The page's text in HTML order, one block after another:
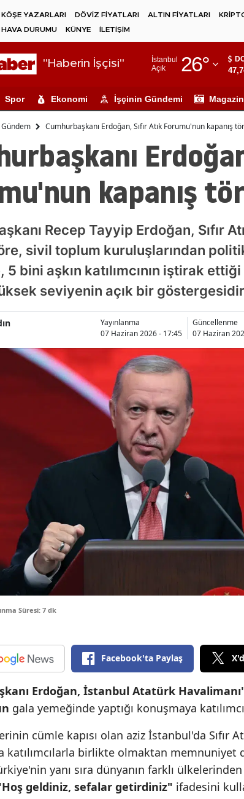
KÖŞE YAZARLARI DÖVİZ FİYATLARI ALTIN FİYATLARI
HAVA DURUMU
KÜNYE İLETİŞİM
"Haberin İşçisi"
İstanbul
Açık
26°
Adıyaman
Ağrı
Ankara
Antalya
Artvin
Aydın
Balıkesir
Bilecik
Bingöl
Bitlis
Bolu
Burdur
Bursa
Çanakkale
Çankırı
Çorum
Denizli
Diyarbakır
Eskişehir
Gaziantep
Giresun
Gümüşhane
Hakkari
Hatay
Spor Ekonomi İşçinin Gündemi Magazin
Gündem Cumhurbaşkanı Erdoğan, Sıfır Atık Forumu'nun kapanış
kapanış
Recep Tayyip Erdoğan, Sıfır
sivil toplum kuruluşlarından
bini aşkın katılımcının iştirak
seviyenin açık bir
Yayınlanma
07 Haziran 2026 - 17:45
Güncellenme
07 Haziran
Süresi: 7 dk
Facebook'ta Paylaş
Erdoğan, İstanbul Atatürk
gala yemeğinde yaptığı konuşmaya
cümle kapısı olan aziz İstanbul'da Sıfır
katılımcılarla birlikte olmaktan
yanı sıra dünyanın farklı
geldiniz, sefalar getirdiniz" ifadesini